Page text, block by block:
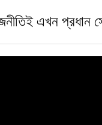
এখন প্রধান